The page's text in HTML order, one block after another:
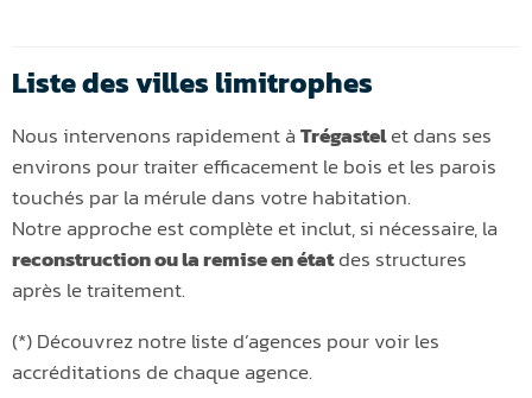
Liste des villes limitrophes
Nous intervenons rapidement àTrégastelet dans ses
environs pour traiter efficacement le bois et les parois
touchés par la mérule dans votre habitation.
Notre approche est complète et inclut, si nécessaire, la
reconstruction ou la remise en étatdes structures
après le traitement.
(*) Découvrez notre liste d’agences pour voir les
accréditations de chaque agence.